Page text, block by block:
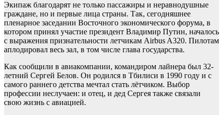
Экипаж благодарят не только пассажиры и неравнодушные
граждане, но и первые лица страны. Так, сегодняшнее
пленарное заседании Восточного экономического форума, в
котором принял участие президент Владимир Путин, началось
с выражения признательности летчикам Airbus A320. Пилотам
аплодировал весь зал, в том числе глава государства.
Как сообщили в авиакомпании, командиром лайнера был 32-
летний Сергей Белов. Он родился в Тбилиси в 1990 году и с
самого раннего детства мечтал стать лётчиком. Выбор
профессии неслучаен: и отец, и дед Сергея также связали
свою жизнь с авиацией.